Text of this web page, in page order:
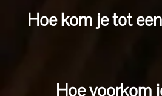
Hoe kom je tot
Hoe voorkom